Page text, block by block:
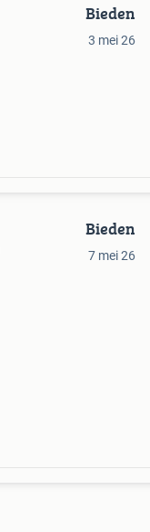
Bieden
3 mei 26
Bieden
7 mei 26